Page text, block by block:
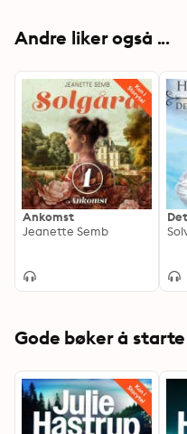
Andre liker også ...
Ankomst
Jeanette Semb
Gode bøker å